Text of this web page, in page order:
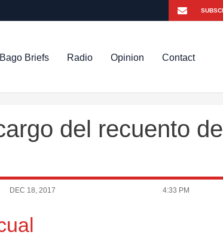
Bago Briefs Radio Opinion Contact
del recuento de
DEC 18, 2017 4:33 PM